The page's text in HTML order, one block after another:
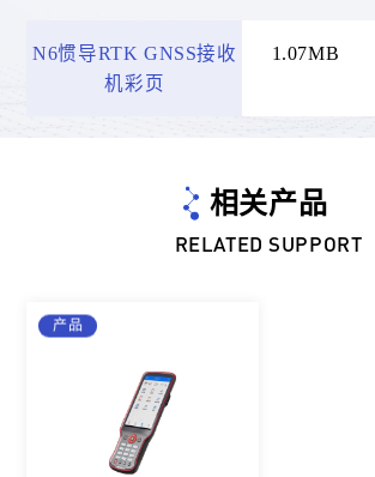
N6惯导RTK GNSS接收
机彩页
1.07MB
相关产品
RELATED SUPPORT
产品